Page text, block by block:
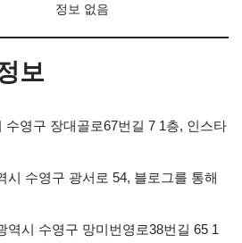
정보 없음
보
수영구 장대골로67번길 7 1층, 인스타
시 수영구 광서로 54, 블로그를 통해
역시 수영구 망미번영로38번길 65 1